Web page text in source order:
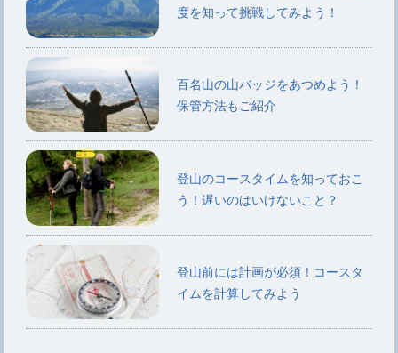
度を知って挑戦してみよう！
百名山の山バッジをあつめよう！
保管方法もご紹介
登山のコースタイムを知っておこ
う！遅いのはいけないこと？
登山前には計画が必須！コースタ
イムを計算してみよう